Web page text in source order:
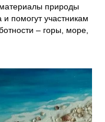
природы
и помогут участникам
– горы, море,